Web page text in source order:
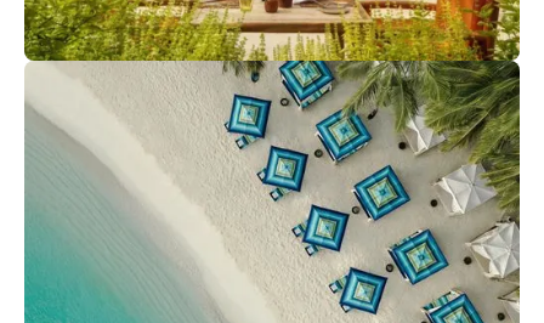
Botanica
Поужинайте под деревьями и звездами в ресторане
органической кухни. Свежие овощи и травы выращены
в прекрасных садах курорта.